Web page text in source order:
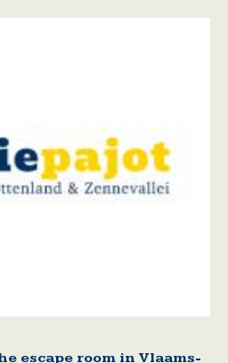
escape room in Vlaams-